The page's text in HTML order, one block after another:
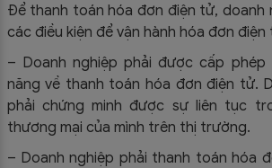
Để thanh toán hóa đơn điện tử, doanh
các điều kiện để vận hành hóa đơn điện
– Doanh nghiệp phải được cấp
năng về thanh toán hóa đơn điện tử.
phải chứng minh được sự liên tục
thương mại của mình trên thị trường.
– Doanh nghiệp phải thanh toán hóa